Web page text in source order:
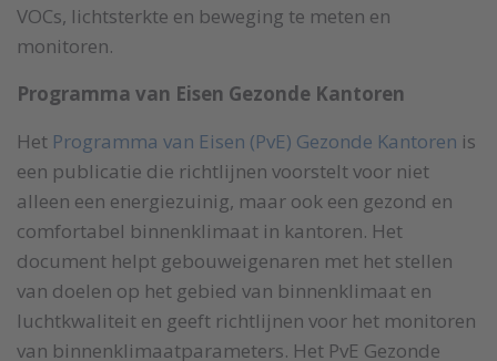
VOCs, lichtsterkte en beweging te meten en
monitoren.
Programma van Eisen Gezonde Kantoren
Het Programma van Eisen (PvE) Gezonde Kantoren is
een publicatie die richtlijnen voorstelt voor niet
alleen een energiezuinig, maar ook een gezond en
comfortabel binnenklimaat in kantoren. Het
document helpt gebouweigenaren met het stellen
van doelen op het gebied van binnenklimaat en
luchtkwaliteit en geeft richtlijnen voor het monitoren
van binnenklimaatparameters. Het PvE Gezonde